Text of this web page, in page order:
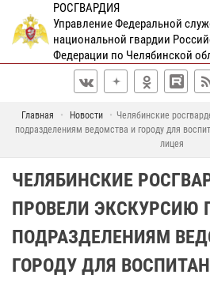
РОСГВАРДИЯ
Управление Федеральной
национальной гвардии
Федерации по Челябинской
Главная Новости
Челябинские
подразделениям ведомства и городу для
лицея
ЧЕЛЯБИНСКИЕ
ПРОВЕЛИ ЭКСКУРСИЮ
ПОДРАЗДЕЛЕНИЯМ
ГОРОДУ ДЛЯ